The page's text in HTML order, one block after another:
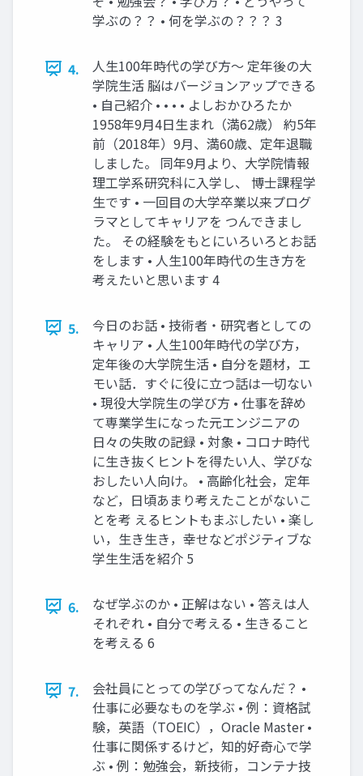
学ぶの？？ • 何を学ぶの？？？ 3
4.
⼈⽣100年時代の学び⽅〜 定年後の⼤
学院⽣活 脳はバージョンアップできる
• ⾃⼰紹介 • • • • よしおかひろたか
1958年9⽉4⽇⽣まれ（満62歳） 約5年
前（2018年）9⽉、満60歳、定年退職
しました。 同年9⽉より、⼤学院情報
理⼯学系研究科に⼊学し、 博⼠課程学
⽣です • ⼀回⽬の⼤学卒業以来プログ
ラマとしてキャリアを つんできまし
た。 その経験をもとにいろいろとお話
をします • ⼈⽣100年時代の⽣き⽅を
考えたいと思います 4
5.
今⽇のお話 • 技術者・研究者としての
キャリア • ⼈⽣100年時代の学び⽅，
定年後の⼤学院⽣活 • ⾃分を題材，エ
モい話．すぐに役に⽴つ話は⼀切ない
• 現役⼤学院⽣の学び⽅ • 仕事を辞め
て専業学⽣になった元エンジニアの
⽇々の失敗の記録 • 対象 • コロナ時代
に⽣き抜くヒントを得たい⼈、学びな
おしたい⼈向け。 • ⾼齢化社会，定年
など，⽇頃あまり考えたことがないこ
とを考 えるヒントもまぶしたい • 楽し
い，⽣き⽣き，幸せなどポジティブな
学⽣⽣活を紹介 5
6.
なぜ学ぶのか • 正解はない • 答えは⼈
それぞれ • ⾃分で考える • ⽣きること
を考える 6
7.
会社員にとっての学びってなんだ？ •
仕事に必要なものを学ぶ • 例：資格試
験，英語（TOEIC），Oracle Master •
仕事に関係するけど，知的好奇⼼で学
ぶ • 例：勉強会，新技術，コンテナ技